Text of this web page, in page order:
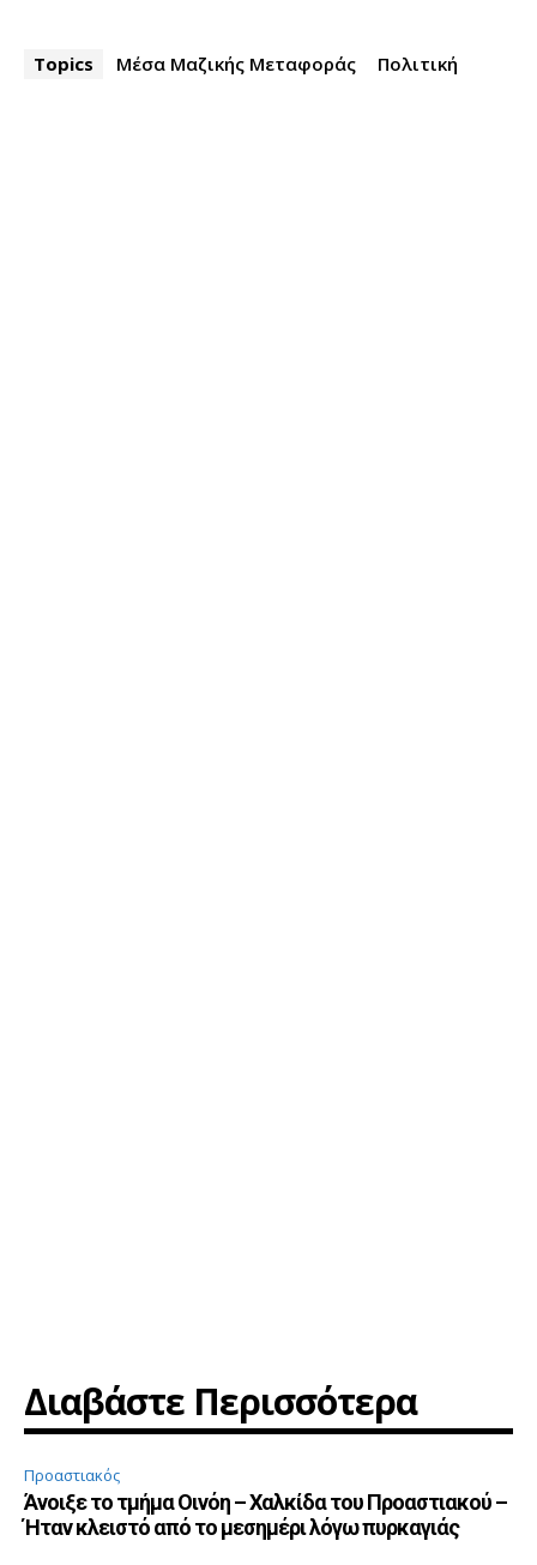
Topics Μέσα Μαζικής Μεταφοράς Πολιτική
Διαβάστε Περισσότερα
Προαστιακός
Άνοιξε το τμήμα Οινόη – Χαλκίδα του Προαστιακού –
Ήταν κλειστό από το μεσημέρι λόγω πυρκαγιάς